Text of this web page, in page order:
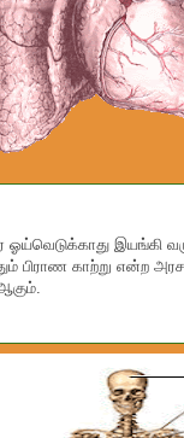
இயங்கி
காற்று என்ற அரசன்